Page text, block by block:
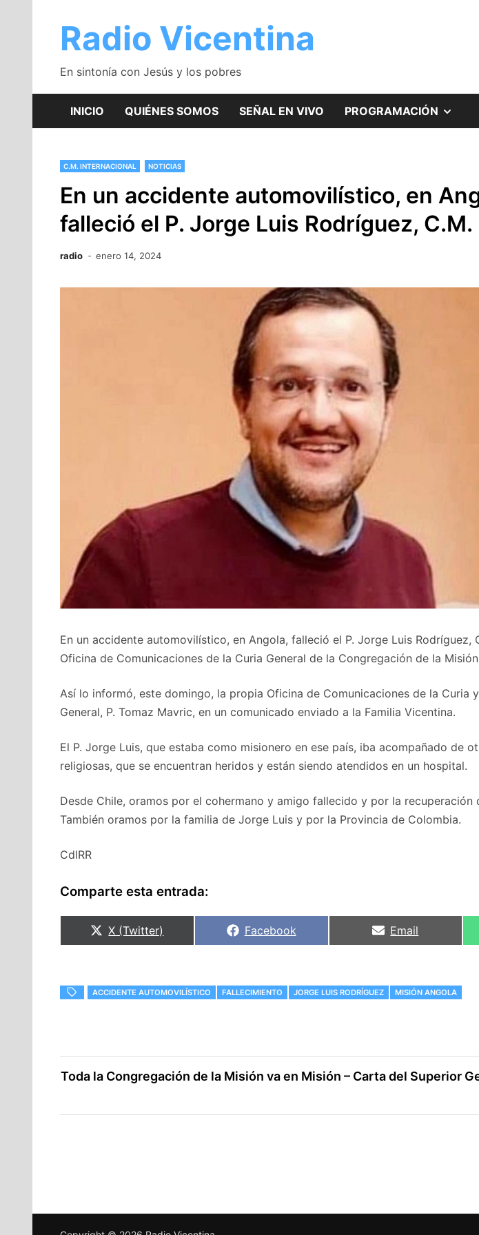
contenidoRadio Vicentina
En sintonía con Jesús y los pobres
INICIO QUIÉNES SOMOS SEÑAL EN VIVO PROGRAMACIÓN
C.M. INTERNACIONAL NOTICIAS
En un accidente automovilístico, en
falleció el P. Jorge Luis Rodríguez, C.M.
radio enero 14, 2024
En un accidente automovilístico, en Angola, falleció el P. Jorge Luis Rodríguez,
Oficina de Comunicaciones de la Curia General de la Congregación de la
Así lo informó, este domingo, la propia Oficina de Comunicaciones de la Curia
General, P. Tomaz Mavric, en un comunicado enviado a la Familia Vicentina.
El P. Jorge Luis, que estaba como misionero en ese país, iba acompañado de
religiosas, que se encuentran heridos y están siendo atendidos en un hospital.
Desde Chile, oramos por el cohermano y amigo fallecido y por la recuperación
También oramos por la familia de Jorge Luis y por la Provincia de Colombia.
CdlRR
Comparte esta entrada:
Compartir
en
X (Twitter)
Compartir
en
Facebook
Compartir
en
Email
ACCIDENTE AUTOMOVILÍSTICO FALLECIMIENTO JORGE LUIS RODRÍGUEZ MISIÓN ANGOLA
Navegación
Toda la Congregación de la Misión va en Misión – Carta del Superior